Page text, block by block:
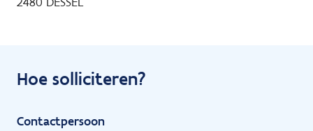
Hoe solliciteren?
Contactpersoon